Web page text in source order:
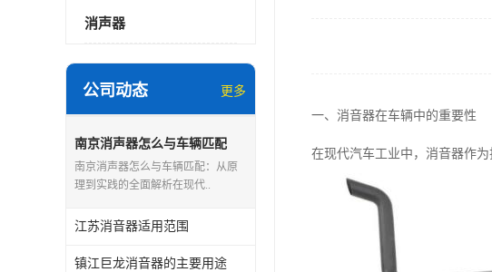
消声器
公司动态 更多
南京消声器怎么与车辆匹配
南京消声器怎么与车辆匹配：从原
理到实践的全面解析在现代..
江苏消音器适用范围
镇江巨龙消音器的主要用途
一、消音器在车辆中的重要性
在现代汽车工业中，消音器作